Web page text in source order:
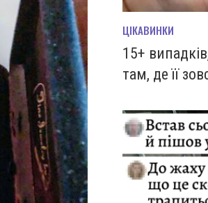
ЦІКАВИНКИ
15+
там, де її